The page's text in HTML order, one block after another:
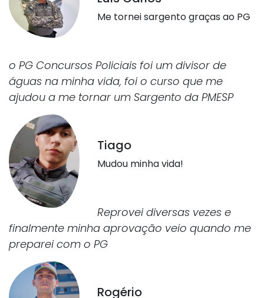
Me tornei sargento graças ao PG
o PG Concursos Policiais foi um divisor de
águas na minha vida, foi o curso que me
ajudou a me tornar um Sargento da PMESP
Tiago
Mudou minha vida!
Reprovei diversas vezes e
finalmente minha aprovação veio quando me
preparei com o PG
Rogério